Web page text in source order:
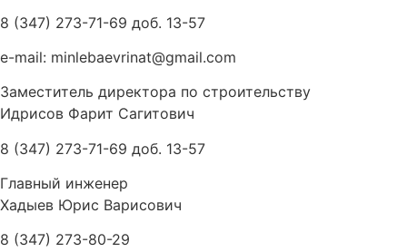
8 (347) 273-71-69 доб. 13-57
e-mail: minlebaevrinat@gmail.com
Заместитель директора по строительству
Идрисов Фарит Сагитович
8 (347) 273-71-69 доб. 13-57
Главный инженер
Хадыев Юрис Варисович
8 (347) 273-80-29